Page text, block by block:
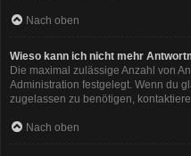
Nach oben
Wieso kann ich nicht mehr
Die maximal zulässige Anzahl von
Administration festgelegt. Wenn du
zugelassen zu benötigen,
Nach oben